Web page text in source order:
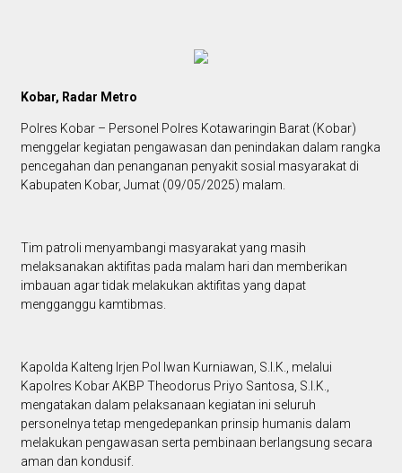
Kobar, Radar Metro
Polres Kobar – Personel Polres Kotawaringin Barat (Kobar)
menggelar kegiatan pengawasan dan penindakan dalam rangka
pencegahan dan penanganan penyakit sosial masyarakat di
Kabupaten Kobar, Jumat (09/05/2025) malam.
Tim patroli menyambangi masyarakat yang masih
melaksanakan aktifitas pada malam hari dan memberikan
imbauan agar tidak melakukan aktifitas yang dapat
mengganggu kamtibmas.
Kapolda Kalteng Irjen Pol Iwan Kurniawan, S.I.K., melalui
Kapolres Kobar AKBP Theodorus Priyo Santosa, S.I.K.,
mengatakan dalam pelaksanaan kegiatan ini seluruh
personelnya tetap mengedepankan prinsip humanis dalam
melakukan pengawasan serta pembinaan berlangsung secara
aman dan kondusif.